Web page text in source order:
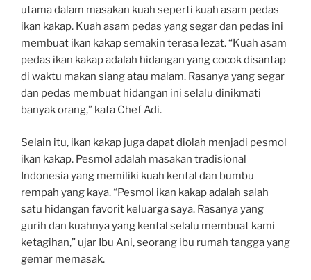
utama dalam masakan kuah seperti kuah asam pedas
ikan kakap. Kuah asam pedas yang segar dan pedas ini
membuat ikan kakap semakin terasa lezat. “Kuah asam
pedas ikan kakap adalah hidangan yang cocok disantap
di waktu makan siang atau malam. Rasanya yang segar
dan pedas membuat hidangan ini selalu dinikmati
banyak orang,” kata Chef Adi.
Selain itu, ikan kakap juga dapat diolah menjadi pesmol
ikan kakap. Pesmol adalah masakan tradisional
Indonesia yang memiliki kuah kental dan bumbu
rempah yang kaya. “Pesmol ikan kakap adalah salah
satu hidangan favorit keluarga saya. Rasanya yang
gurih dan kuahnya yang kental selalu membuat kami
ketagihan,” ujar Ibu Ani, seorang ibu rumah tangga yang
gemar memasak.